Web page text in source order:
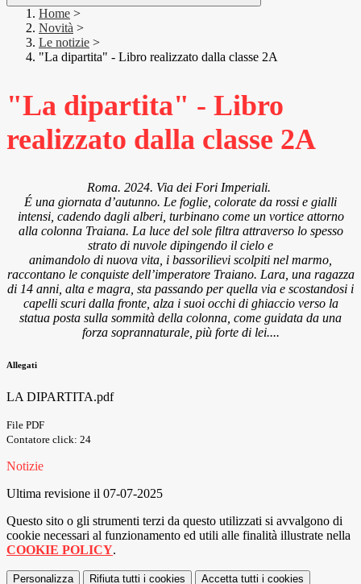
Home >
Novità >
Le notizie >
"La dipartita" - Libro realizzato dalla classe 2A
"La dipartita" - Libro
realizzato dalla classe 2A
Roma. 2024. Via dei Fori Imperiali.
É una giornata d’autunno. Le foglie, colorate da rossi e gialli
intensi, cadendo dagli alberi, turbinano come un vortice attorno
alla colonna Traiana. La luce del sole filtra attraverso lo spesso
strato di nuvole dipingendo il cielo e
animandolo di nuova vita, i bassorilievi scolpiti nel marmo,
raccontano le conquiste dell’imperatore Traiano. Lara, una ragazza
di 14 anni, alta e magra, sta passando per quella via e scostandosi i
capelli scuri dalla fronte, alza i suoi occhi di ghiaccio verso la
statua posta sulla sommità della colonna, come guidata da una
forza soprannaturale, più forte di lei....
Allegati
LA DIPARTITA.pdf
File PDF
Contatore click: 24
Notizie
Ultima revisione il 07-07-2025
Questo sito o gli strumenti terzi da questo utilizzati si avvalgono di
cookie necessari al funzionamento ed utili alle finalità illustrate nella
COOKIE POLICY.
Personalizza Rifiuta tutti i cookies Accetta tutti i cookies